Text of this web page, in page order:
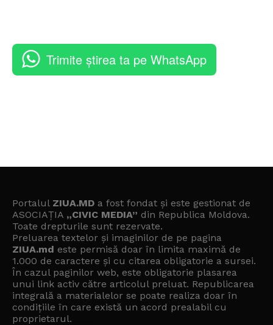
Trimite știrea ta pe WhatsApp
Portalul ZIUA.MD a fost fondat și este gestionat de
ASOCIAȚIA „CIVIC MEDIA” din Republica Moldova.
Toate drepturile sunt rezervate.
Preluarea textelor și imaginilor de pe pagina
ZIUA.md este permisă doar în limita maximă de
1.000 de caractere și cu citarea obligatorie a sursei.
În cazul paginilor web, este obligatorie plasarea
unui link activ către articolul preluat. Republicarea
integrală a materialelor se poate realiza doar în
condițiile în care există un acord prealabil cu
proprietarul.